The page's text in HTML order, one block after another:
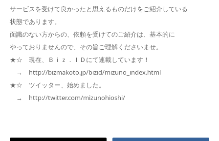
サービスを受けて良かったと思えるものだけをご紹介している
状態であります。
面識のない方からの、依頼を受けてのご紹介は、基本的に
やっておりませんので、その旨ご理解くださいませ。
★☆ 現在、Ｂｉｚ．ＩＤにて連載しています！
→ http://bizmakoto.jp/bizid/mizuno_index.html
★☆ ツイッター、始めました。
→ http://twitter.com/mizunohioshi/